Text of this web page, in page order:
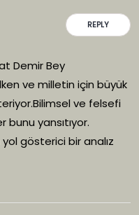
REPLY
Demir Bey
ve milletin için büyük
ve felsefi
yansıtıyor.
gösterici bir analız